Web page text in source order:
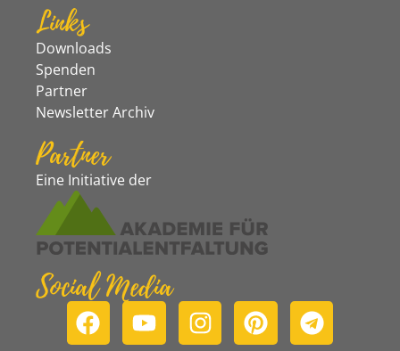
Links
Downloads
Spenden
Partner
Newsletter Archiv
Partner
Eine Initiative der
Social Media